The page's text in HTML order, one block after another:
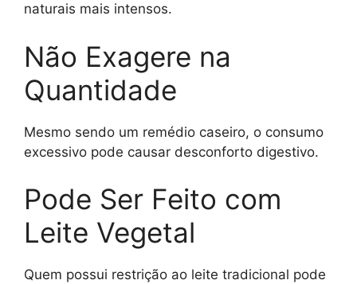
naturais mais intensos.
Não Exagere na
Quantidade
Mesmo sendo um remédio caseiro, o consumo
excessivo pode causar desconforto digestivo.
Pode Ser Feito com
Leite Vegetal
Quem possui restrição ao leite tradicional pode